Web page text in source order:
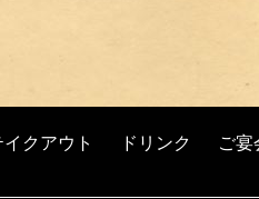
イクアウト ドリンク ご宴